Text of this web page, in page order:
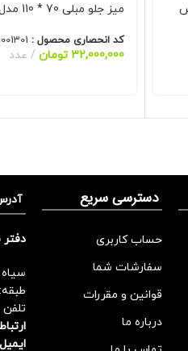
میز جلو مبلی 70 * 110 مدل لوتوس
کد انحصاری محصول :
32,000,000 تومان عدد
دسترسی سریع
حساب کاربری
سفارشات شما
قوانین و مقررات
درباره ما
تلفن